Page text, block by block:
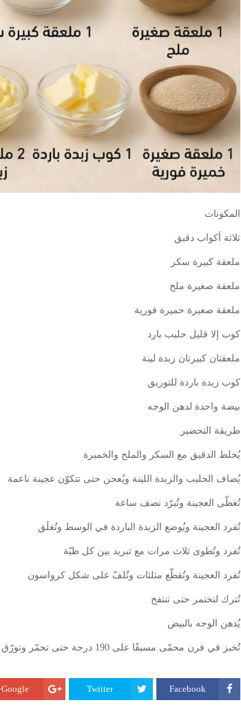
المكونات
ثلاثة أكواب دقيق
ملعقة كبيرة سكر
ملعقة صغيرة ملح
ملعقة صغيرة خميرة فورية
كوب إلا قليل حليب بارد
ملعقتان كبيرتان زبدة لينة
كوب زبدة باردة للتوريق
بيضة واحدة لدهن الوجه
طريقة التحضير
يُخلط الدقيق مع السكر والملح والخميرة
يُضاف الحليب والزبدة اللينة ويُعجن حتى تتكوّن عجينة ناعمة
تُغطّى العجينة وتُبرّد نصف ساعة
تُفرد العجينة ويُوضع الزبدة الباردة في الوسط وتُغلَق
تُفرد وتُطوى ثلاث مرات مع تبريد بين كل طيّة
تُفرد العجينة وتُقطّع مثلثات وتُلفّ على شكل كرواسون
تُترك لتختمر حتى تنتفخ
يُدهن الوجه بالبيض
تُخبز في فرن محمّى مسبقًا على 190 درجة حتى تحمّر وتورّق
Facebook
Twitter
Google+